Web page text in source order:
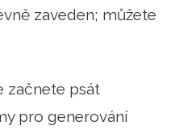
zaveden; můžete
začnete psát
pro generování